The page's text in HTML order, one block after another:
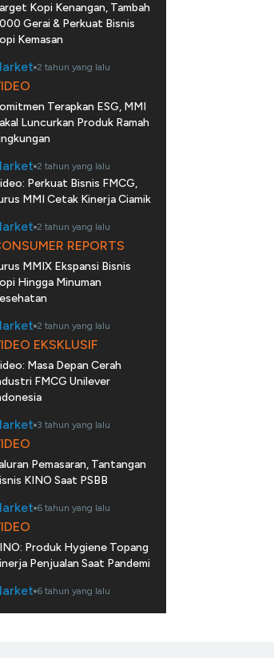
Kopi Kenangan, Tambah
Gerai & Perkuat Bisnis
Kemasan
2 tahun yang lalu
Terapkan ESG, MMI
Luncurkan Produk Ramah
2 tahun yang lalu
Perkuat Bisnis FMCG,
MMI Cetak Kinerja Ciamik
2 tahun yang lalu
REPORTS
MMIX Ekspansi Bisnis
Hingga Minuman
2 tahun yang lalu
EKSKLUSIF
Masa Depan Cerah
FMCG Unilever
3 tahun yang lalu
Pemasaran, Tantangan
KINO Saat PSBB
6 tahun yang lalu
Produk Hygiene Topang
Penjualan Saat Pandemi
6 tahun yang lalu